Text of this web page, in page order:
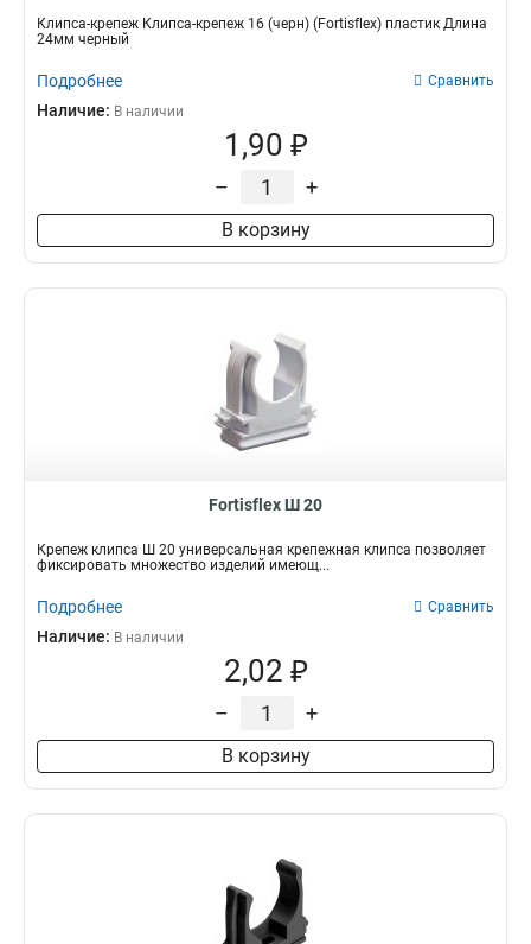
Клипса-крепеж Клипса-крепеж 16 (черн) (Fortisflex) пластик Длина
24мм черный
Подробнее Сравнить
Наличие: В наличии
1,90 ₽
– +
В корзину
Fortisflex Ш 20
Крепеж клипса Ш 20 универсальная крепежная клипса позволяет
фиксировать множество изделий имеющ...
Подробнее Сравнить
Наличие: В наличии
2,02 ₽
– +
В корзину